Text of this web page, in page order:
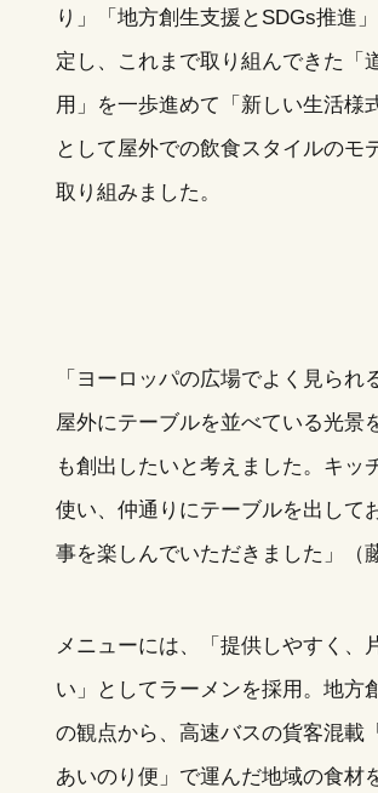
り」「地方創生支援とSDGs推進
定し、これまで取り組んできた「
用」を一歩進めて「新しい生活様
として屋外での飲食スタイルのモ
取り組みました。
「ヨーロッパの広場でよく見られ
屋外にテーブルを並べている光景
も創出したいと考えました。キッ
使い、仲通りにテーブルを出して
事を楽しんでいただきました」（
メニューには、「提供しやすく、
い」としてラーメンを採用。地方
の観点から、高速バスの貨客混載
あいのり便」で運んだ地域の食材